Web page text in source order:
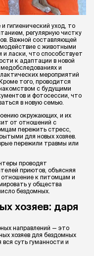
гигиенический уход, то
регулярную чистку
Важной составляющей
с животными
ласки, что способствует
к адаптации в новой
и
мероприятий
того, проводится
с будущими
и фотосессии, что
в новую семью.
окружающих, и их
от отношений с
пережить стресс,
для новых хозяев.
пережили травмы или
проводят
приютов, объясняя
отношение к питомцам и
у общества
бездомных.
хозяев: даря
направлений — это
хозяев для бездомных
суть гуманности и